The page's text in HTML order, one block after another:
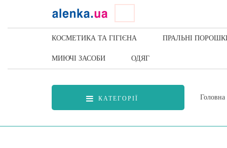
КОСМЕТИКА ТА ГІГІЄНА ПРАЛЬНІ
МИЮЧІ ЗАСОБИ ОДЯГ
КАТЕГОРІЇ Головна